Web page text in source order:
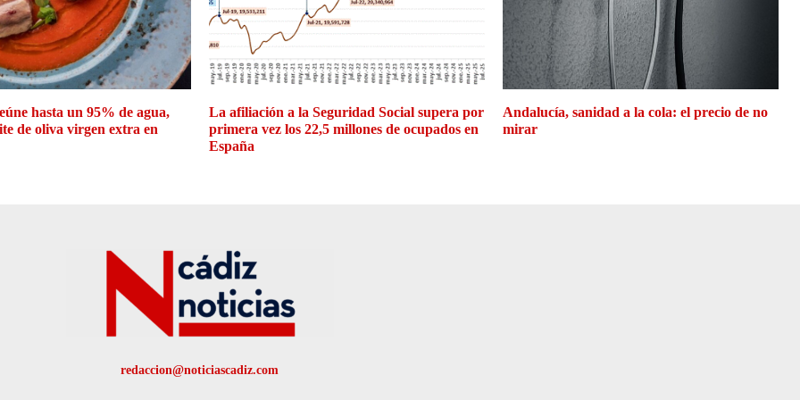
hasta un 95% de agua,
de oliva virgen extra en
La afiliación a la Seguridad Social supera por
primera vez los 22,5 millones de ocupados en
España
Andalucía, sanidad a la cola: el precio de no
mirar
redaccion@noticiascadiz.com